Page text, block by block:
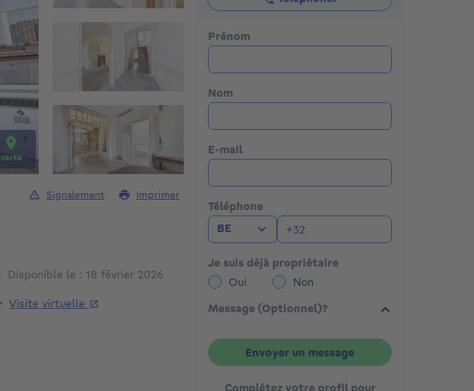
carte
Prénom
Nom
E-mail
Téléphone
BE
Je suis déjà propriétaire
Oui
Non
Message (Optionnel)?
Envoyer un message
Complétez votre profil pour
Signalement Imprimer
Disponible le : 18 février 2026
Visite virtuelle